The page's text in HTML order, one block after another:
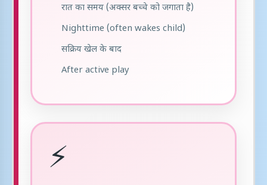
रात का समय (अक्सर बच्चे को जगाता है)
Nighttime (often wakes child)
सक्रिय खेल के बाद
After active play
⚡